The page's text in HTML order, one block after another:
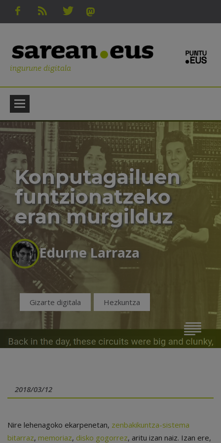
ingurune digitala
Konputagailuen
funtzionatzeko
eran murgilduz
Edurne Larraza
Gizarte digitala Hezkuntza
2018/03/12
Nire lehenagoko ekarpenetan, zenbakikuntza-sistema
bitarraz, memoriaz, disko gogorrez, aritu izan naiz. Izan ere,